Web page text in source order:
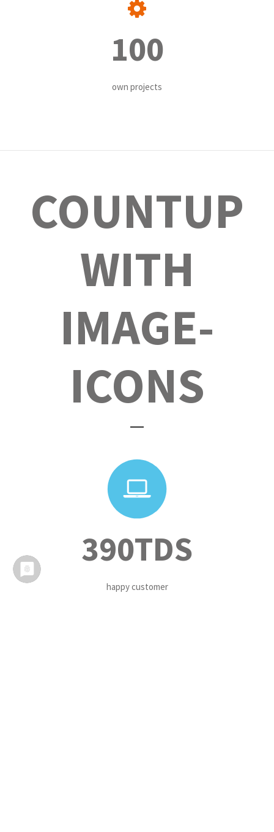
100
own projects
COUNTUP
WITH
IMAGE-
ICONS
390TDS
happy customer